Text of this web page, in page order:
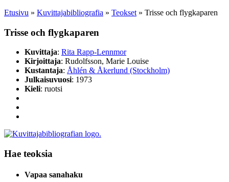
Etusivu » Kuvittaja­bibliografia » Teokset » Trisse och flygkaparen
Trisse och flygkaparen
Kuvittaja: Rita Rapp-Lennmor
Kirjoittaja: Rudolfsson, Marie Louise
Kustantaja: Åhlén & Åkerlund (Stockholm)
Julkaisuvuosi: 1973
Kieli: ruotsi
Hae teoksia
Vapaa sanahaku